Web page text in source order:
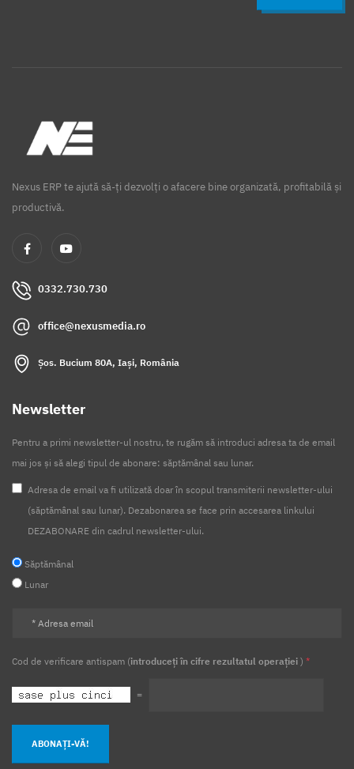
Nexus ERP te ajută să-ți dezvolți o afacere bine organizată, profitabilă și
productivă.
0332.730.730
office@nexusmedia.ro
Șos. Bucium 80A, Iași, România
Newsletter
Pentru a primi newsletter-ul nostru, te rugăm să introduci adresa ta de email
mai jos și să alegi tipul de abonare: săptămânal sau lunar.
Adresa de email va fi utilizată doar în scopul transmiterii newsletter-ului
(săptămânal sau lunar). Dezabonarea se face prin accesarea linkului
DEZABONARE din cadrul newsletter-ului.
Săptămânal
Lunar
Cod de verificare antispam (introduceți în cifre rezultatul operației ) *
=
ABONAȚI-VĂ!